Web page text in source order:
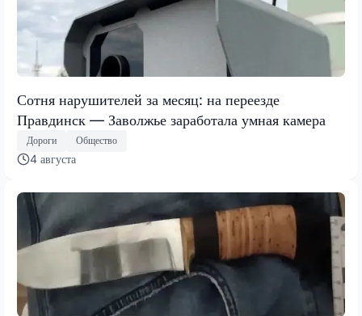
Сотня нарушителей за месяц: на переезде
Правдинск — Заволжье заработала умная камера
Дороги Общество
4 августа